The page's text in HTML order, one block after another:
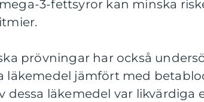
3-fettsyror kan minska
prövningar har också
läkemedel jämfört med
dessa läkemedel var likvärdiga